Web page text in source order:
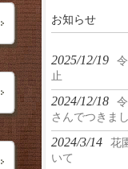
お知らせ
2025/12/19
止
2024/12/18
さんでつきま
2024/3/14
花
いて